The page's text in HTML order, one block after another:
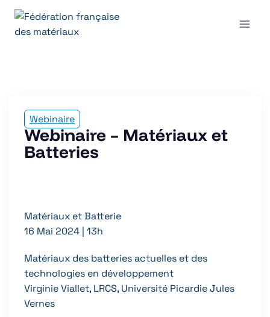
Aller
contenu
Webinaire
Webinaire – Matériaux et
Batteries
Matériaux et Batterie
16 Mai 2024 | 13h
Matériaux des batteries actuelles et des
technologies en développement
Virginie Viallet, LRCS, Université Picardie Jules
Vernes